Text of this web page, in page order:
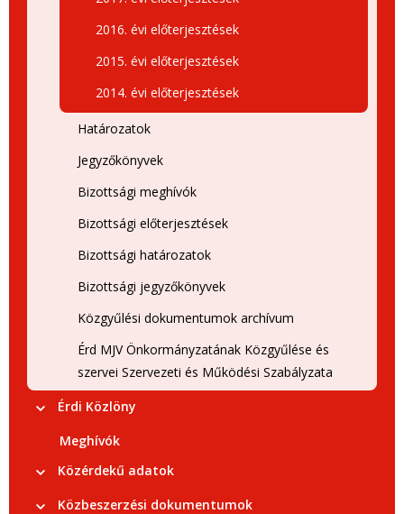
2016. évi előterjesztések
2015. évi előterjesztések
2014. évi előterjesztések
Határozatok
Jegyzőkönyvek
Bizottsági meghívók
Bizottsági előterjesztések
Bizottsági határozatok
Bizottsági jegyzőkönyvek
Közgyűlési dokumentumok archívum
Érd MJV Önkormányzatának Közgyűlése és
szervei Szervezeti és Működési Szabályzata
Érdi Közlöny
Meghívók
Közérdekű adatok
Közbeszerzési dokumentumok